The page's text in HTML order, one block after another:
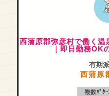
西蒲原郡弥彦村で働く温
｜即日勤務OK
有期
西蒲原
複数ﾊﾟﾀ